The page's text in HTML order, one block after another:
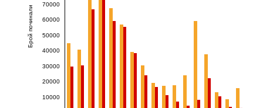
Брой починали
10000
20000
30000
40000
50000
60000
70000